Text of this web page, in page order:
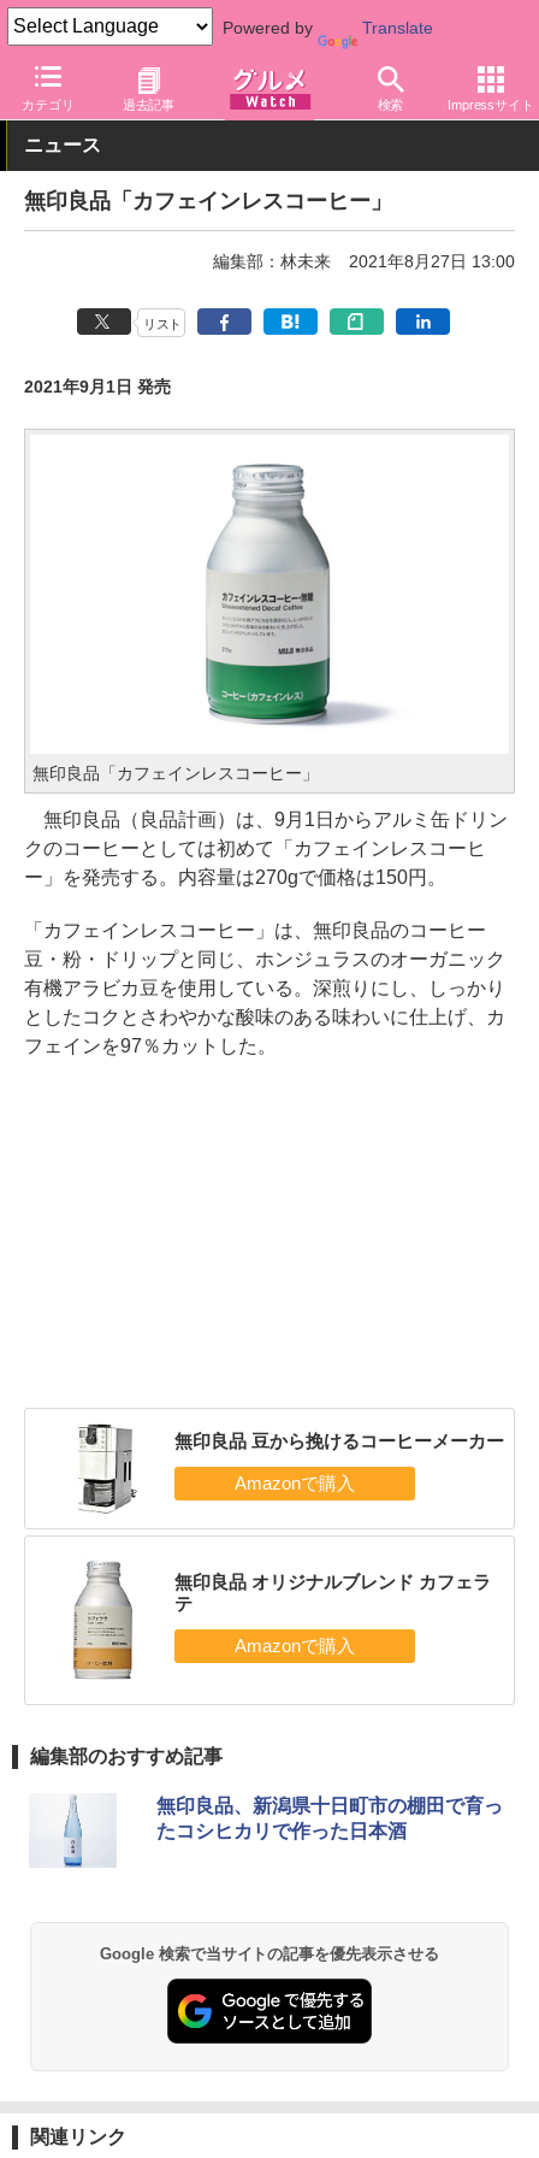
Powered by Translate
カテゴリ 過去記事 検索 Impressサイト
グルメ Watch メーカー
ニュース
無印良品「カフェインレスコーヒー」
編集部：林未来 2021年8月27日 13:00
リスト
2021年9月1日 発売
無印良品「カフェインレスコーヒー」
無印良品（良品計画）は、9月1日からアルミ缶ドリン
クのコーヒーとしては初めて「カフェインレスコーヒ
ー」を発売する。内容量は270gで価格は150円。
「カフェインレスコーヒー」は、無印良品のコーヒー
豆・粉・ドリップと同じ、ホンジュラスのオーガニック
有機アラビカ豆を使用している。深煎りにし、しっかり
としたコクとさわやかな酸味のある味わいに仕上げ、カ
フェインを97％カットした。
無印良品 豆から挽けるコーヒーメーカー
無印良品 オリジナルブレンド カフェラ
テ
編集部のおすすめ記事
無印良品、新潟県十日町市の棚田で育っ
たコシヒカリで作った日本酒
Google 検索で当サイトの記事を優先表示させる
関連リンク